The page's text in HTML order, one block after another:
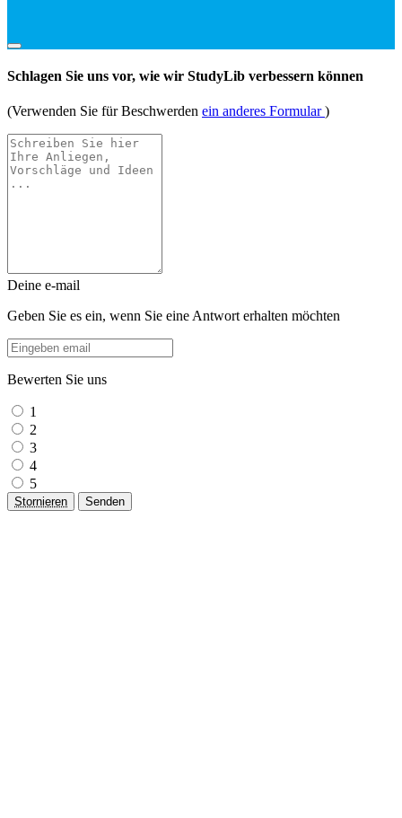
Schlagen Sie uns vor, wie wir StudyLib verbessern können
(Verwenden Sie für Beschwerden ein anderes Formular)
Deine e-mail
Geben Sie es ein, wenn Sie eine Antwort erhalten möchten
Bewerten Sie uns
1
2
3
4
5
Stornieren Senden